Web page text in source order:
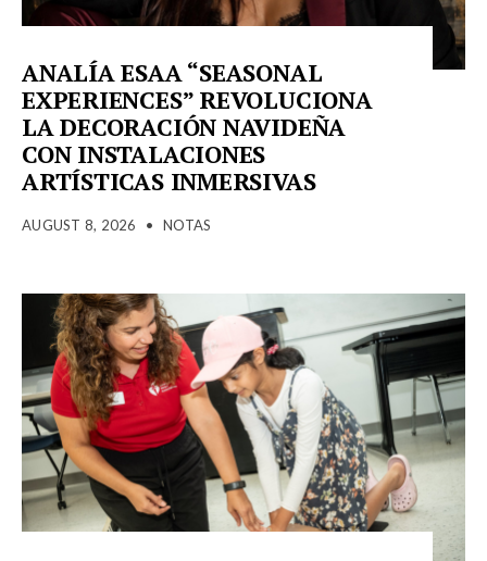
ANALÍA ESAA “SEASONAL
EXPERIENCES” REVOLUCIONA
LA DECORACIÓN NAVIDEÑA
CON INSTALACIONES
ARTÍSTICAS INMERSIVAS
AUGUST 8, 2026 • NOTAS